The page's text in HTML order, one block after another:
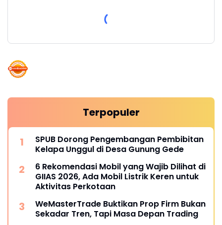
Terpopuler
SPUB Dorong Pengembangan Pembibitan
Kelapa Unggul di Desa Gunung Gede
6 Rekomendasi Mobil yang Wajib Dilihat di
GIIAS 2026, Ada Mobil Listrik Keren untuk
Aktivitas Perkotaan
WeMasterTrade Buktikan Prop Firm Bukan
Sekadar Tren, Tapi Masa Depan Trading